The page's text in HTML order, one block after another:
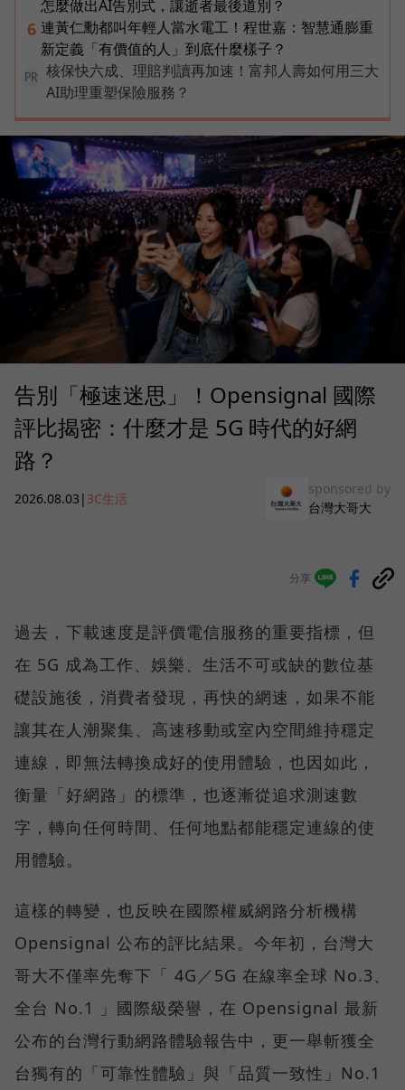
怎麼做出AI告別式，讓逝者最後道別？
6 連黃仁勳都叫年輕人當水電工！程世嘉：智慧通膨重
新定義「有價值的人」到底什麼樣子？
PR
核保快六成、理賠判讀再加速！富邦人壽如何用三大
AI助理重塑保險服務？
告別「極速迷思」！Opensignal 國際
評比揭密：什麼才是 5G 時代的好網
路？
2026.08.03 | 3C生活
sponsored by
台灣大哥大
分享
過去，下載速度是評價電信服務的重要指標，但
在 5G 成為工作、娛樂、生活不可或缺的數位基
礎設施後，消費者發現，再快的網速，如果不能
讓其在人潮聚集、高速移動或室內空間維持穩定
連線，即無法轉換成好的使用體驗，也因如此，
衡量「好網路」的標準，也逐漸從追求測速數
字，轉向任何時間、任何地點都能穩定連線的使
用體驗。
這樣的轉變，也反映在國際權威網路分析機構
Opensignal 公布的評比結果。今年初，台灣大
哥大不僅率先奪下「 4G／5G 在線率全球 No.3、
全台 No.1 」國際級榮譽，在 Opensignal 最新
公布的台灣行動網路體驗報告中，更一舉斬獲全
台獨有的「可靠性體驗」與「品質一致性」No.1